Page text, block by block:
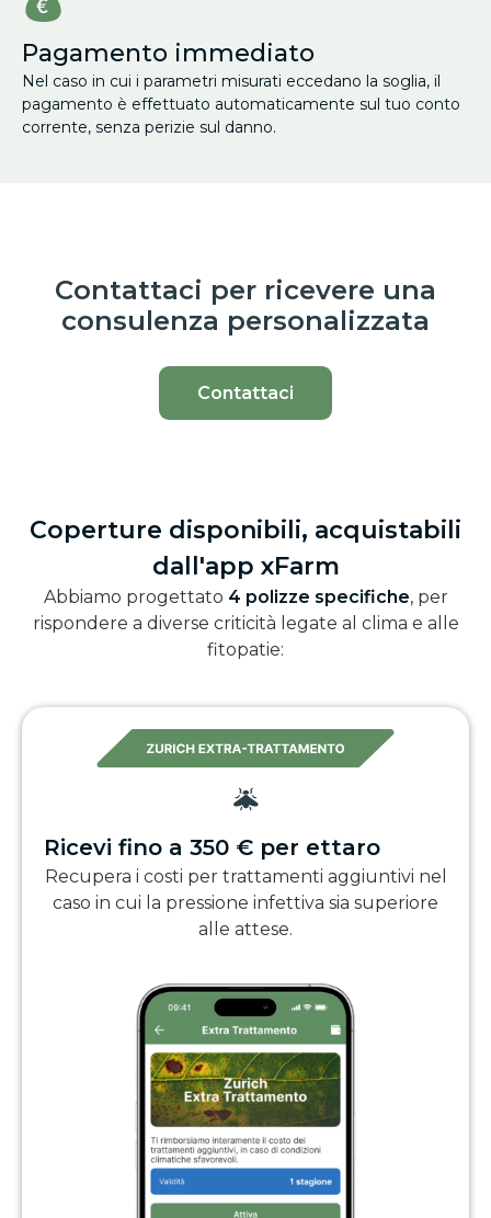
Pagamento immediato
Nel caso in cui i parametri misurati eccedano la soglia, il
pagamento è effettuato automaticamente sul tuo conto
corrente, senza perizie sul danno.
Contattaci per ricevere una
consulenza personalizzata
Contattaci
Coperture disponibili, acquistabili
dall'app xFarm
Abbiamo progettato 4 polizze specifiche, per
rispondere a diverse criticità legate al clima e alle
fitopatie:
Ricevi fino a 350 € per ettaro
Recupera i costi per trattamenti aggiuntivi nel
caso in cui la pressione infettiva sia superiore
alle attese.